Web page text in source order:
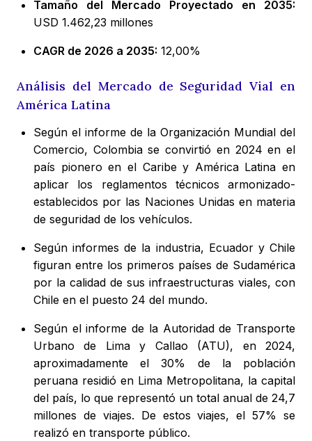
Tamaño del Mercado Proyectado en 2035:
USD 1.462,23 millones
CAGR de 2026 a 2035: 12,00%
Análisis del Mercado de Seguridad Vial en
América Latina
Según el informe de la Organización Mundial del
Comercio, Colombia se convirtió en 2024 en el
país pionero en el Caribe y América Latina en
aplicar los reglamentos técnicos armonizado-
establecidos por las Naciones Unidas en materia
de seguridad de los vehículos.
Según informes de la industria, Ecuador y Chile
figuran entre los primeros países de Sudamérica
por la calidad de sus infraestructuras viales, con
Chile en el puesto 24 del mundo.
Según el informe de la Autoridad de Transporte
Urbano de Lima y Callao (ATU), en 2024,
aproximadamente el 30% de la población
peruana residió en Lima Metropolitana, la capital
del país, lo que representó un total anual de 24,7
millones de viajes. De estos viajes, el 57% se
realizó en transporte público.